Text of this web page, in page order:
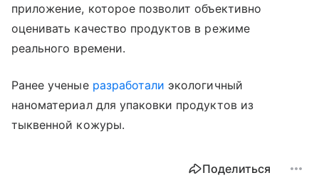
приложение, которое позволит объективно
оценивать качество продуктов в режиме
реального времени.
Ранее ученые разработали экологичный
наноматериал для упаковки продуктов из
тыквенной кожуры.
Поделиться